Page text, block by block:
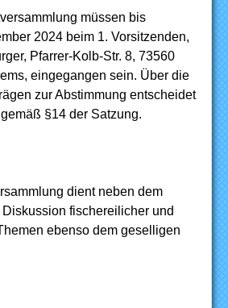
müssen bis
2024 beim 1. Vorsitzenden,
Pfarrer-Kolb-Str. 8, 73560
eingegangen sein. Über die
zur Abstimmung entscheidet
§14 der Satzung.
dient neben dem
fischereilicher und
ebenso dem geselligen